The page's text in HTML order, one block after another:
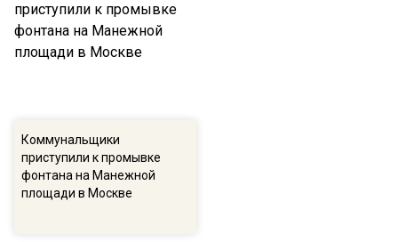
Коммунальщики
приступили к промывке
фонтана на Манежной
площади в Москве